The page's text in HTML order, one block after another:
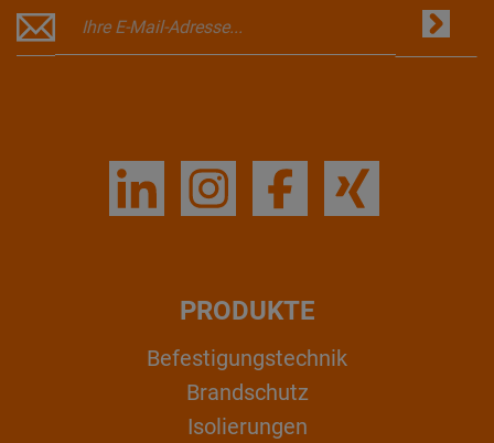
PRODUKTE
Befestigungstechnik
Brandschutz
Isolierungen